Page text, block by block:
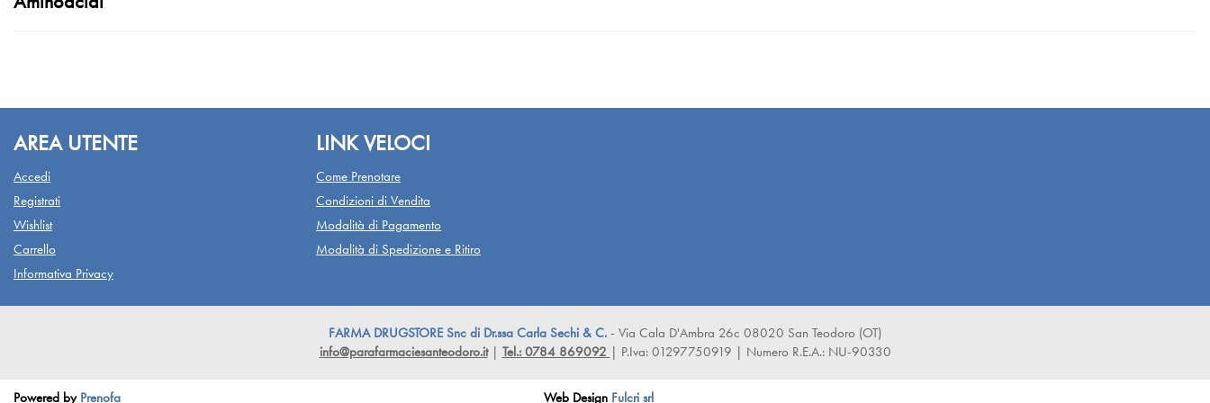
AREA UTENTE
Accedi
Registrati
Wishlist
Carrello
Informativa Privacy
LINK VELOCI
Come Prenotare
Condizioni di Vendita
Modalità di Pagamento
Modalità di Spedizione e Ritiro
FARMA DRUGSTORE Snc di Dr.ssa Carla Sechi & C. - Via Cala D'Ambra 26c 08020 San Teodoro (OT)
info@parafarmaciesanteodoro.it| Tel.: 0784 869092 | P.Iva: 01297750919 | Numero R.E.A.: NU-90330
Powered by Prenofa Web Design Fulcri srl